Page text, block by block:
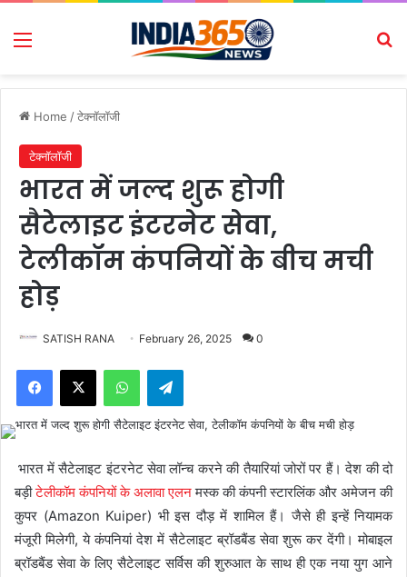
Menu
Home /टेक्नॉलॉजी
टेक्नॉलॉजी
भारत में जल्द शुरू होगी
सैटेलाइट इंटरनेट सेवा,
टेलीकॉम कंपनियों के बीच मची
होड़
SATISH RANA February 26, 2025 0
Facebook
X WhatsAppTelegram
भारत में सैटेलाइट इंटरनेट सेवा लॉन्च करने की तैयारियां जोरों पर हैं। देश की दो
बड़ीटेलीकॉम कंपनियों के अलावा एलनमस्क की कंपनी स्टारलिंक और अमेजन की
कुपर (Amazon Kuiper) भी इस दौड़ में शामिल हैं। जैसे ही इन्हें नियामक
मंजूरी मिलेगी, ये कंपनियां देश में सैटेलाइट ब्रॉडबैंड सेवा शुरू कर देंगी। मोबाइल
ब्रॉडबैंड सेवा के लिए सैटेलाइट सर्विस की शुरुआत के साथ ही एक नया युग आने